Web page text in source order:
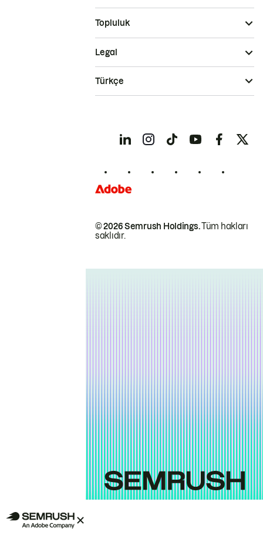
Topluluk
© 2026 Semrush Holdings.Tüm hakları
saklıdır.
Legal
Türkçe